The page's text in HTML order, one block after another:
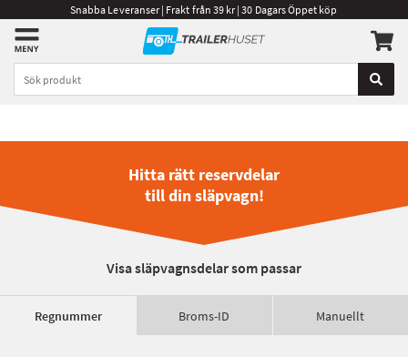
Snabba Leveranser | Frakt från 39 kr | 30 Dagars Öppet köp
Hitta rätt reservdelar
till din släpvagn!
Visa släpvagnsdelar som passar
Regnummer Broms-ID Manuellt